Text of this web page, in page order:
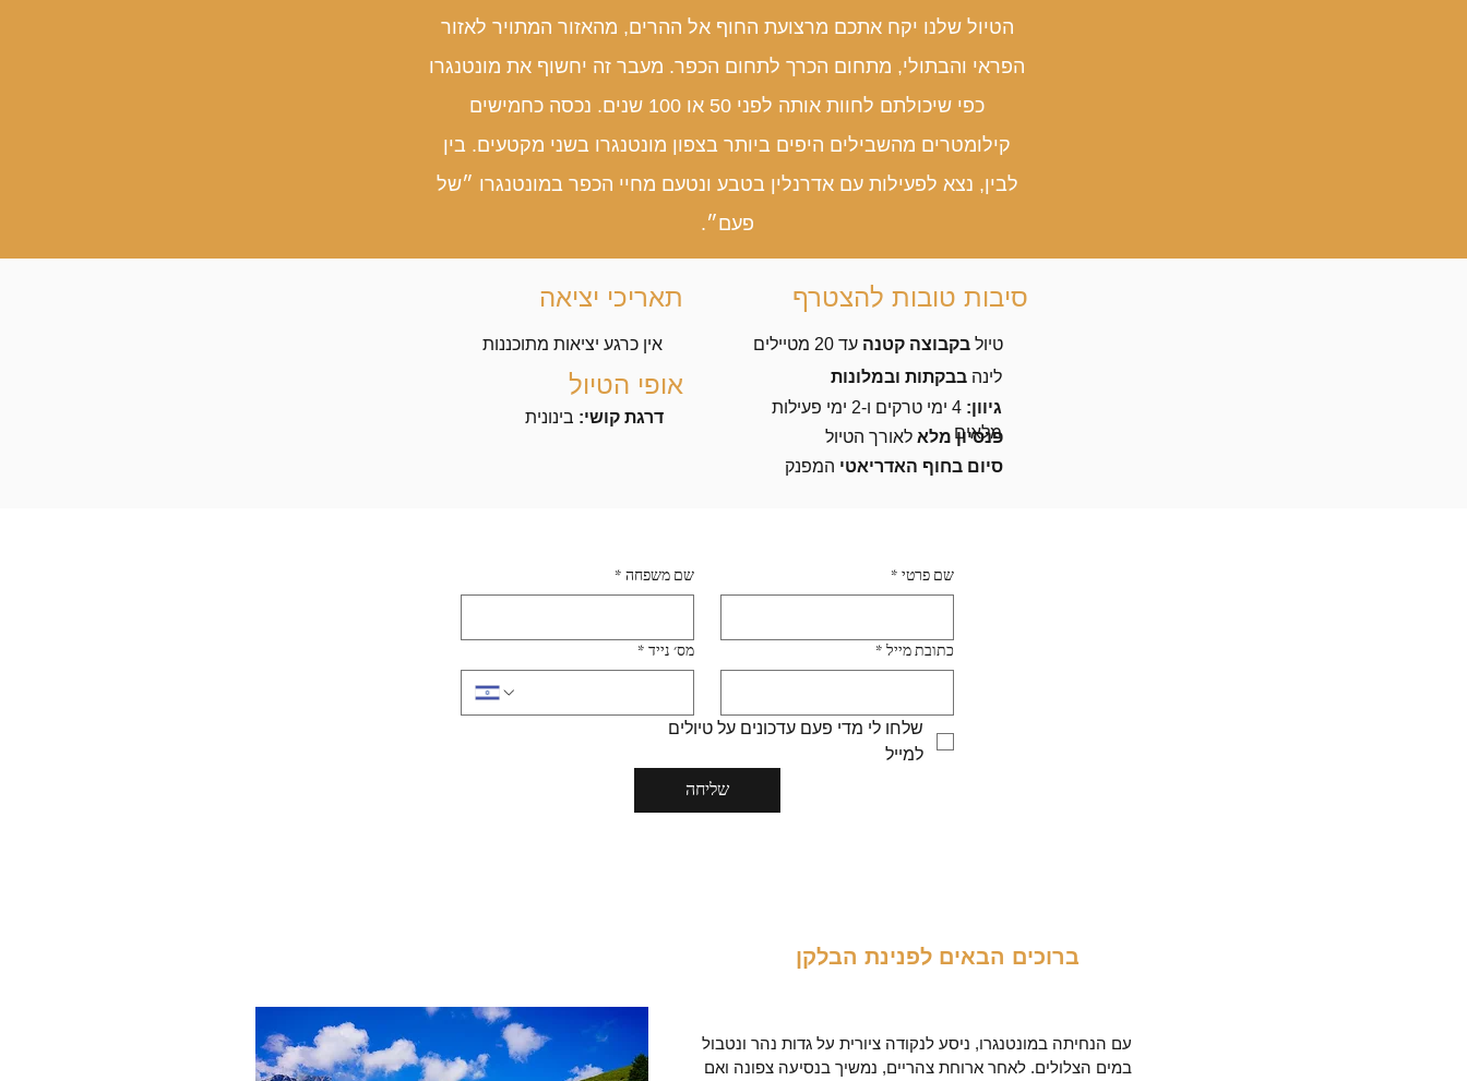
הטיול שלנו יקח אתכם מרצועת החוף אל ההרים, מהאזור המתויר לאזור
הפראי והבתולי, מתחום הכרך לתחום הכפר. מעבר זה יחשוף את מונטנגרו
כפי שיכולתם לחוות אותה לפני 50 או 100 שנים
. נכסה כחמישים
קילומטרים מהשבילים היפים ביותר בצפון מונטנגרו בשני מקטעים. בין
לבין, נצא לפעילות עם אדרנלין בטבע ונטעם מחיי הכפר במונטנגרו ״של
פעם״.
תאריכי יציאה
אין כרגע יציאות מתוכננות
אופי הטיול
דרגת קושי: בינונית
סיבות טובות להצטרף
טיול בקבוצה קטנה עד 20 מטיילים
לינה בבקתות ובמלונות
פנסיון מלא לאורך הטיול
סיום בחוף האדריאטי המפנק
גיוון:
4 ימי טרקים ו-2 ימי פעילות
מלאים
שם פרטי * שם משפחה *
כתובת מייל * מס׳ נייד *
למייל
שליחה
ברוכים הבאים לפנינת הבלקן
עם הנחיתה במונטנגרו, ניסע לנקודה ציורית על גדות נהר ונטבול
במים הצלולים. לאחר ארוחת צהריים, נמשיך בנסיעה צפונה ואם